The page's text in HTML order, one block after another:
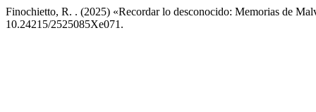
Finochietto, R. . (2025) «Recordar lo desconocido: Memorias de
10.24215/2525085Xe071.